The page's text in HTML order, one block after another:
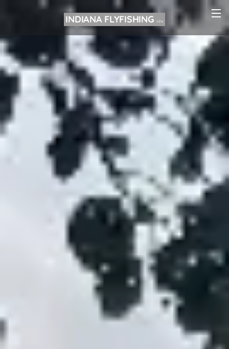
INDIANA FLYFISHINGVZW